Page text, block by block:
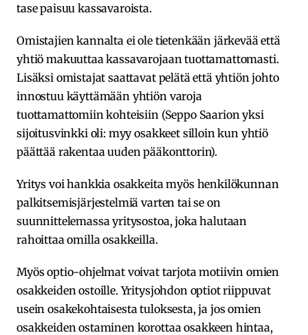
tase paisuu kassavaroista.
Omistajien kannalta ei ole tietenkään järkevää että
yhtiö makuuttaa kassavarojaan tuottamattomasti.
Lisäksi omistajat saattavat pelätä että yhtiön johto
innostuu käyttämään yhtiön varoja
tuottamattomiin kohteisiin (Seppo Saarion yksi
sijoitusvinkki oli: myy osakkeet silloin kun yhtiö
päättää rakentaa uuden pääkonttorin).
Yritys voi hankkia osakkeita myös henkilökunnan
palkitsemisjärjestelmiä varten tai se on
suunnittelemassa yritysostoa, joka halutaan
rahoittaa omilla osakkeilla.
Myös optio-ohjelmat voivat tarjota motiivin omien
osakkeiden ostoille. Yritysjohdon optiot riippuvat
usein osakekohtaisesta tuloksesta, ja jos omien
osakkeiden ostaminen korottaa osakkeen hintaa,